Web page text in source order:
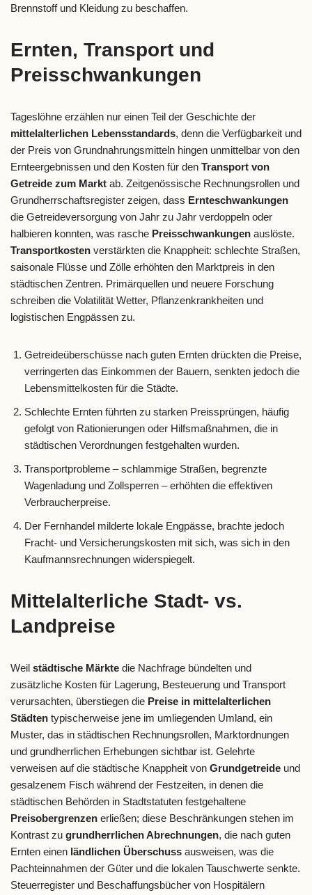
Brennstoff und Kleidung zu beschaffen.
Ernten, Transport und
Preisschwankungen
Tageslöhne erzählen nur einen Teil der Geschichte der
mittelalterlichen Lebensstandards, denn die Verfügbarkeit und
der Preis von Grundnahrungsmitteln hingen unmittelbar von den
Ernteergebnissen und den Kosten für den Transport von
Getreide zum Markt ab. Zeitgenössische Rechnungsrollen und
Grundherrschaftsregister zeigen, dass Ernteschwankungen
die Getreideversorgung von Jahr zu Jahr verdoppeln oder
halbieren konnten, was rasche Preisschwankungen auslöste.
Transportkosten verstärkten die Knappheit: schlechte Straßen,
saisonale Flüsse und Zölle erhöhten den Marktpreis in den
städtischen Zentren. Primärquellen und neuere Forschung
schreiben die Volatilität Wetter, Pflanzenkrankheiten und
logistischen Engpässen zu.
Getreideüberschüsse nach guten Ernten drückten die Preise,
verringerten das Einkommen der Bauern, senkten jedoch die
Lebensmittelkosten für die Städte.
Schlechte Ernten führten zu starken Preissprüngen, häufig
gefolgt von Rationierungen oder Hilfsmaßnahmen, die in
städtischen Verordnungen festgehalten wurden.
Transportprobleme – schlammige Straßen, begrenzte
Wagenladung und Zollsperren – erhöhten die effektiven
Verbraucherpreise.
Der Fernhandel milderte lokale Engpässe, brachte jedoch
Fracht- und Versicherungskosten mit sich, was sich in den
Kaufmannsrechnungen widerspiegelt.
Mittelalterliche Stadt- vs.
Landpreise
Weil städtische Märkte die Nachfrage bündelten und
zusätzliche Kosten für Lagerung, Besteuerung und Transport
verursachten, überstiegen die Preise in mittelalterlichen
Städten typischerweise jene im umliegenden Umland, ein
Muster, das in städtischen Rechnungsrollen, Marktordnungen
und grundherrlichen Erhebungen sichtbar ist. Gelehrte
verweisen auf die städtische Knappheit von Grundgetreide und
gesalzenem Fisch während der Festzeiten, in denen die
städtischen Behörden in Stadtstatuten festgehaltene
Preisobergrenzen erließen; diese Beschränkungen stehen im
Kontrast zu grundherrlichen Abrechnungen, die nach guten
Ernten einen ländlichen Überschuss ausweisen, was die
Pachteinnahmen der Güter und die lokalen Tauschwerte senkte.
Steuerregister und Beschaffungsbücher von Hospitälern